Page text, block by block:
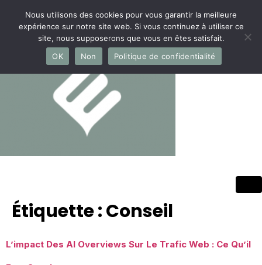
Étiquette :Conseil
L’impact Des AI Overviews Sur Le Trafic Web : Ce Qu’il
Nous utilisons des cookies pour vous garantir la meilleure
expérience sur notre site web. Si vous continuez à utiliser ce
site, nous supposerons que vous en êtes satisfait.
OK
Non Politique de confidentialité